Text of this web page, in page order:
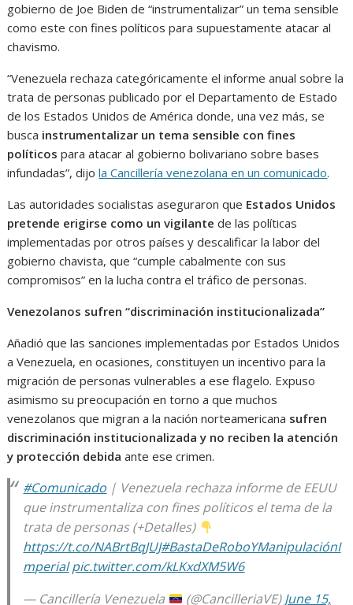
gobierno de Joe Biden de “instrumentalizar” un tema sensible
como este con fines políticos para supuestamente atacar al
chavismo.
“Venezuela rechaza categóricamente el informe anual sobre la
trata de personas publicado por el Departamento de Estado
de los Estados Unidos de América donde, una vez más, se
busca instrumentalizar un tema sensible con fines
políticos para atacar al gobierno bolivariano sobre bases
infundadas”, dijola Cancillería venezolana en un comunicado.
Las autoridades socialistas aseguraron que Estados Unidos
pretende erigirse como un vigilante de las políticas
implementadas por otros países y descalificar la labor del
gobierno chavista, que “cumple cabalmente con sus
compromisos” en la lucha contra el tráfico de personas.
Venezolanos sufren “discriminación institucionalizada”
Añadió que las sanciones implementadas por Estados Unidos
a Venezuela, en ocasiones, constituyen un incentivo para la
migración de personas vulnerables a ese flagelo. Expuso
asimismo su preocupación en torno a que muchos
venezolanos que migran a la nación norteamericana sufren
discriminación institucionalizada y no reciben la atención
y protección debida ante ese crimen.
#Comunicado | Venezuela rechaza informe de EEUU
que instrumentaliza con fines políticos el tema de la
trata de personas (+Detalles)
https://t.co/NABrtBqJUJ#BastaDeRoboYManipulaciónI
mperial pic.twitter.com/kLKxdXM5W6
— Cancillería Venezuela
(@CancilleriaVE)June 15,